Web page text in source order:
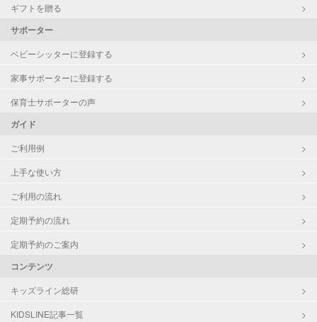
ギフトを贈る
サポーター
ベビーシッターに登録する
家事サポーターに登録する
保育士サポーターの声
ガイド
ご利用例
上手な使い方
ご利用の流れ
定期予約の流れ
定期予約のご案内
コンテンツ
キッズライン総研
KIDSLINE記事一覧